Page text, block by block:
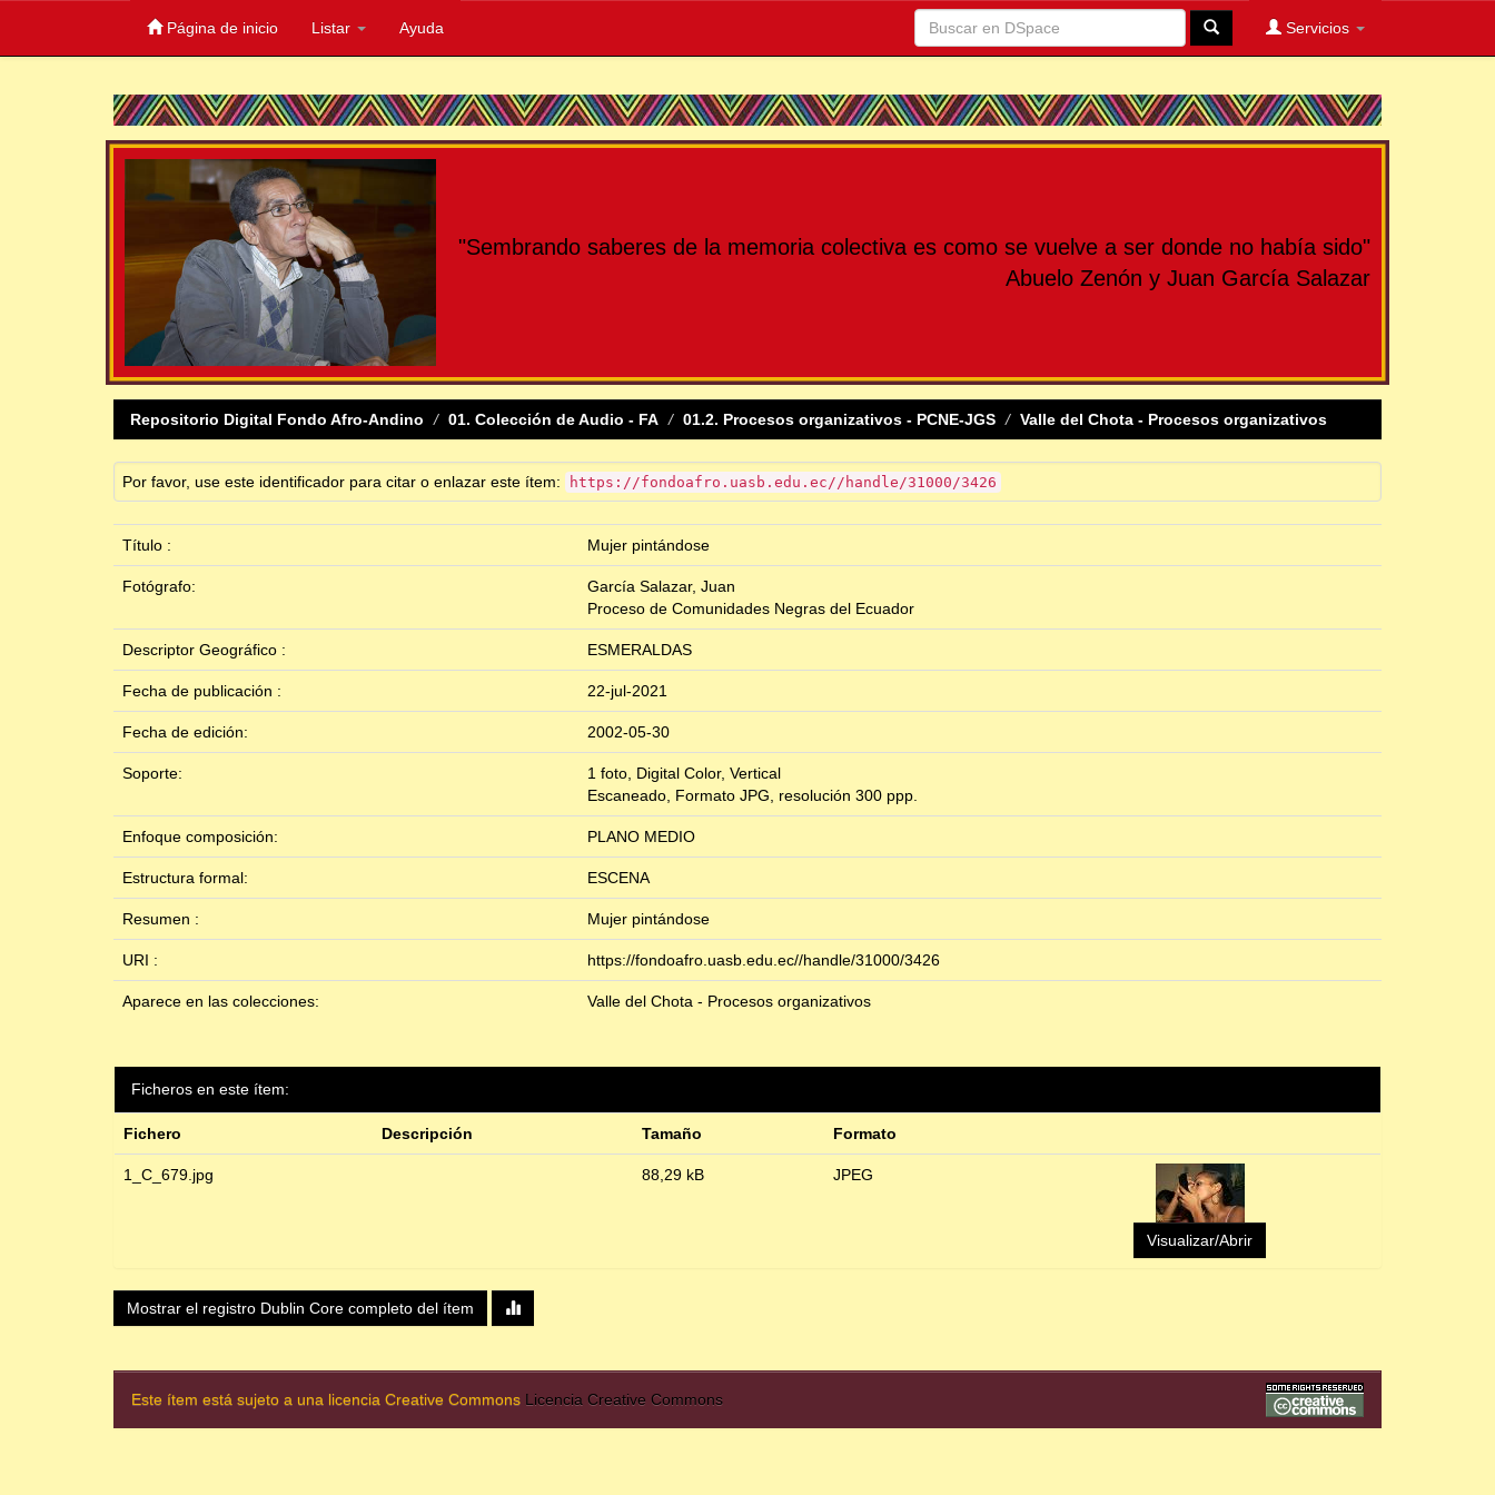
Página de inicio Listar Ayuda Servicios
"Sembrando saberes de la memoria colectiva es como se vuelve a ser donde no había sido"
Abuelo Zenón y Juan García Salazar
Repositorio Digital Fondo Afro-Andino 01. Colección de Audio - FA 01.2. Procesos organizativos - PCNE-JGS Valle del Chota - Procesos organizativos
Por favor, use este identificador para citar o enlazar este ítem: https://fondoafro.uasb.edu.ec//handle/31000/3426
Título : Mujer pintándose
Fotógrafo:
García Salazar, Juan
Proceso de Comunidades Negras del Ecuador
Descriptor Geográfico : ESMERALDAS
Fecha de publicación : 22-jul-2021
Fecha de edición: 2002-05-30
Soporte:
1 foto, Digital Color, Vertical
Escaneado, Formato JPG, resolución 300 ppp.
Enfoque composición: PLANO MEDIO
Estructura formal: ESCENA
Resumen : Mujer pintándose
URI : https://fondoafro.uasb.edu.ec//handle/31000/3426
Aparece en las colecciones: Valle del Chota - Procesos organizativos
Ficheros en este ítem:
Fichero Descripción Tamaño Formato
1_C_679.jpg 88,29 kB JPEG
Visualizar/Abrir
Mostrar el registro Dublin Core completo del ítem
Este ítem está sujeto a una licencia Creative Commons Licencia Creative Commons